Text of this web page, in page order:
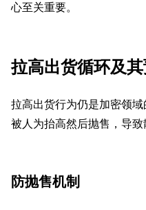
心至关重要。
拉高出货循环及
拉高出货行为仍是加密领
被人为抬高然后抛售，导致
防抛售机制